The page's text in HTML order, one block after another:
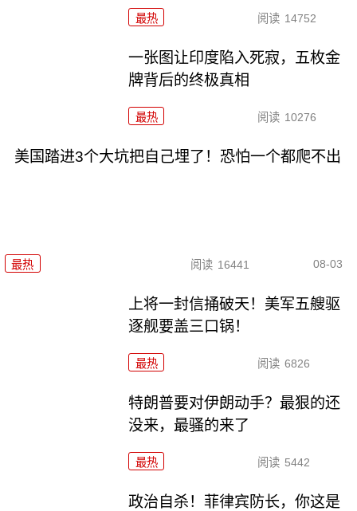
最热 阅读 14752
一张图让印度陷入死寂，五枚金
牌背后的终极真相
最热 阅读 10276
美国踏进3个大坑把自己埋了！恐怕一个都爬不出
最热 阅读 16441 08-03
上将一封信捅破天！美军五艘驱
逐舰要盖三口锅！
最热 阅读 6826
特朗普要对伊朗动手？最狠的还
没来，最骚的来了
最热 阅读 5442
政治自杀！菲律宾防长，你这是